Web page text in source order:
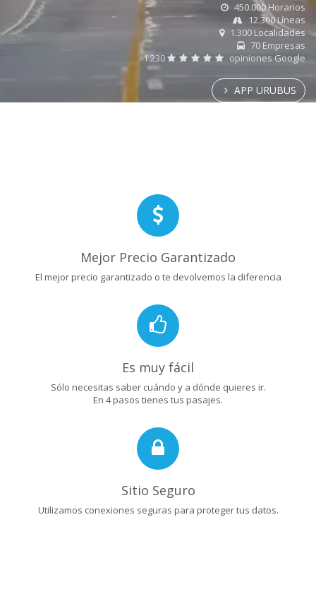
450.000 Horarios
12.300 Líneas
1.300 Localidades
70 Empresas
1.230
opiniones Google
APP URUBUS
Mejor Precio Garantizado
El mejor precio garantizado o te devolvemos la diferencia
Es muy fácil
Sólo necesitas saber cuándo y a dónde quieres ir.
En 4 pasos tienes tus pasajes.
Sitio Seguro
Utilizamos conexiones seguras para proteger tus datos.